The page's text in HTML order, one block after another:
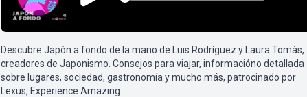
Descubre Japón a fondo de la mano de Luis Rodríguez y Laura Tomàs,
creadores de Japonismo. Consejos para viajar, informacióno detallada
sobre lugares, sociedad, gastronomía y mucho más, patrocinado por
Lexus, Experience Amazing.